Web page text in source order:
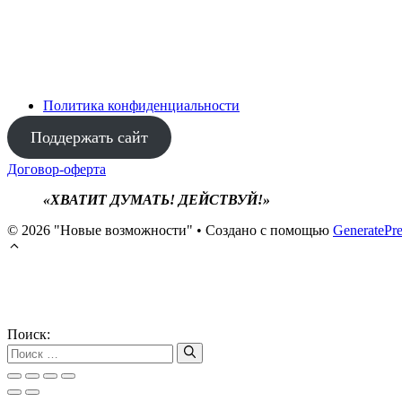
Политика конфиденциальности
Поддержать сайт
Договор-оферта
«ХВАТИТ ДУМАТЬ! ДЕЙСТВУЙ!»
© 2026 "Новые возможности" • Создано с помощью
Поиск: